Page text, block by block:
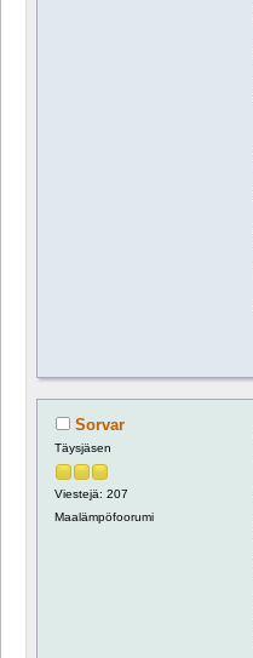
Sorvar
Täysjäsen
Viestejä: 207
Maalämpöfoorumi